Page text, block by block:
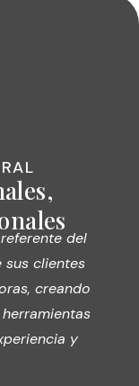
del
sus clientes
creando
y